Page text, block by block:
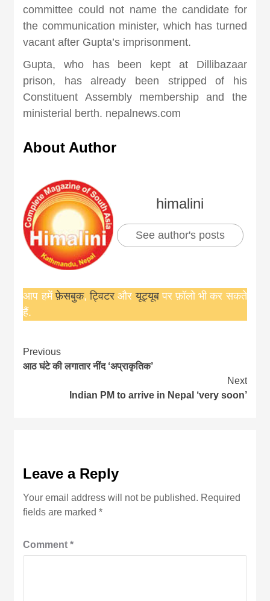
committee could not name the candidate for
the communication minister, which has turned
vacant after Gupta’s imprisonment.
Gupta, who has been kept at Dillibazaar
prison, has already been stripped of his
Constituent Assembly membership and the
ministerial berth. nepalnews.com
About Author
himalini
See author's posts
आप हमेंफ़ेसबुक,ट्विटरऔरयूट्यूबपर फ़ॉलो भी कर सकते
हैं.
Continue
Reading
Previous
आठ घंटे की लगातार नींद ‘अप्राकृतिक’
Next
Indian PM to arrive in Nepal ‘very soon’
Leave a Reply
Your email address will not be published. Required
fields are marked*
Comment*